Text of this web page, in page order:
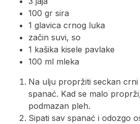
100 gr sira
1 glavica crnog luka
začin suvi, so
1 kašika kisele pavlake
100 ml mleka
Na ulju propržiti seckan
spanać. Kad se malo
podmazan pleh.
Sipati sav spanać i odozgo